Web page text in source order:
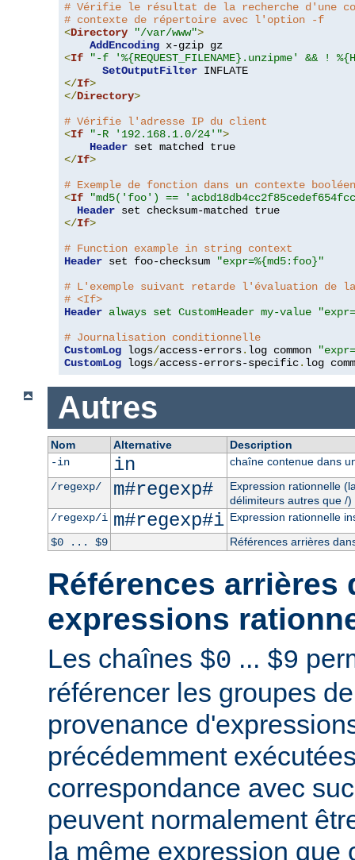
# Vérifie le résultat de la recherche d'une
# contexte de répertoire avec l'option -f
<Directory "/var/www">
AddEncoding
<If
"-f '%{REQUEST_FILENAME}.unzipme' && !
SetOutputFilter
</If>
</Directory>
# Vérifie l'adresse IP du client
<If "-R '192.168.1.0/24'">
Header
</If>
# Exemple de fonction dans un contexte booléen
<If
"md5('foo') ==
Header
</If>
# Function example in string context
Header set foo-checksum
"expr=%{md5:foo}"
# L'exemple suivant retarde l'évaluation de
# <If>
Header always set CustomHeader my-value
# Journalisation conditionnelle
CustomLog logs/access-errors. log common
CustomLog logs/access-errors-specific. log
Autres
Nom Alternative
Description
-in
in
chaîne contenue dans
/regexp/
m#regexp#
Expression rationnelle
délimiteurs autres que /)
/regexp/i m#regexp#i Expression rationnelle
$0 ... $9
Références arrières
Références arrières
expressions
Les chaînes $0 ... $9
référencer les groupes
provenance
précédemment
correspondance avec
peuvent normalement
la même expression que